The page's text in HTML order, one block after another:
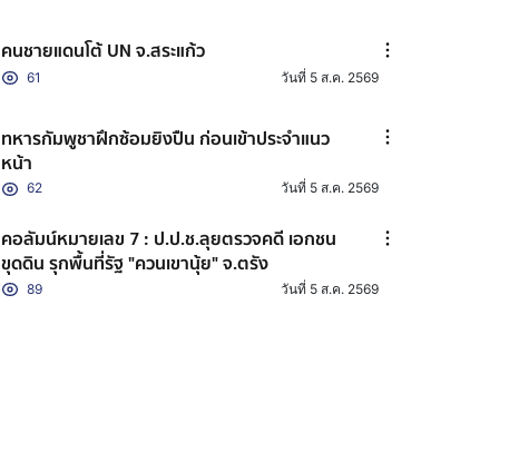
คนชายแดนโต้ UN จ.สระแก้ว
61 วันที่ 5 ส.ค. 2569
ทหารกัมพูชาฝึกซ้อมยิงปืน ก่อนเข้าประจำแนว
หน้า
62 วันที่ 5 ส.ค. 2569
คอลัมน์หมายเลข 7 : ป.ป.ช.ลุยตรวจคดี เอกชน
ขุดดิน รุกพื้นที่รัฐ "ควนเขานุ้ย" จ.ตรัง
89 วันที่ 5 ส.ค. 2569